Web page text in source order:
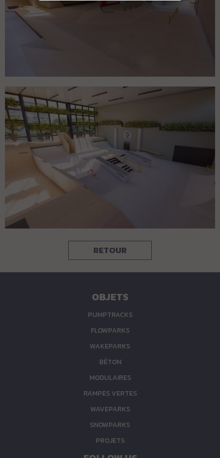
RETOUR
OBJETS
PUMPTRACKS
FLOWPARKS
WAKEPARKS
BÉTON
MODULAIRES
RAMPES VERTES
WAVEPARKS
SNOWPARKS
PROJETS